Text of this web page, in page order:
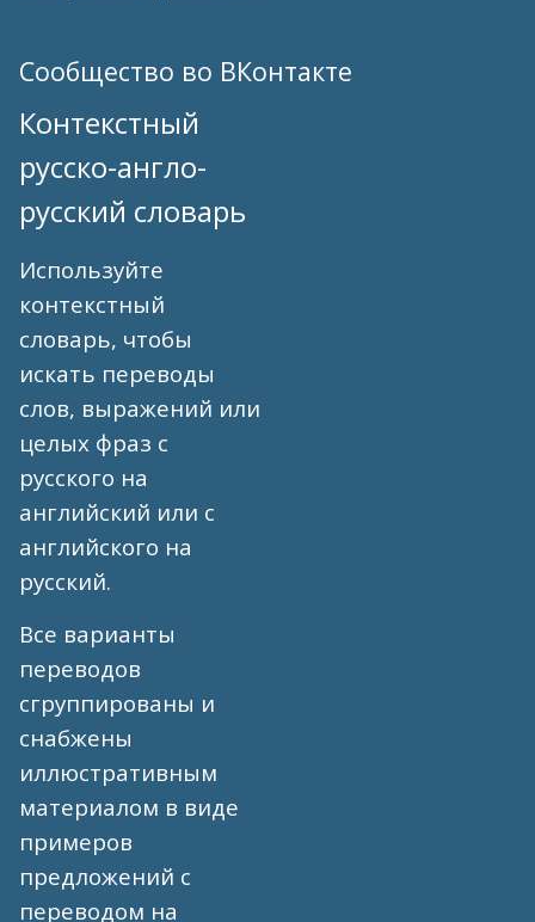
Сообщество во ВКонтакте
Контекстный
русско-англо-
русский словарь
Используйте
контекстный
словарь, чтобы
искать переводы
слов, выражений или
целых фраз с
русского на
английский или с
английского на
русский.
Все варианты
переводов
сгруппированы и
снабжены
иллюстративным
материалом в виде
примеров
предложений с
переводом на